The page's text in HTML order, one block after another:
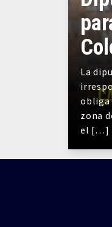
La
obliga
zona
el […]